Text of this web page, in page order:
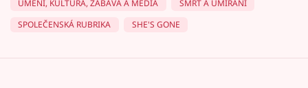
UMĚNÍ, KULTURA, ZÁBAVA A MÉDIA
SMRT A UMÍRÁNÍ
SPOLEČENSKÁ RUBRIKA
SHE'S GONE